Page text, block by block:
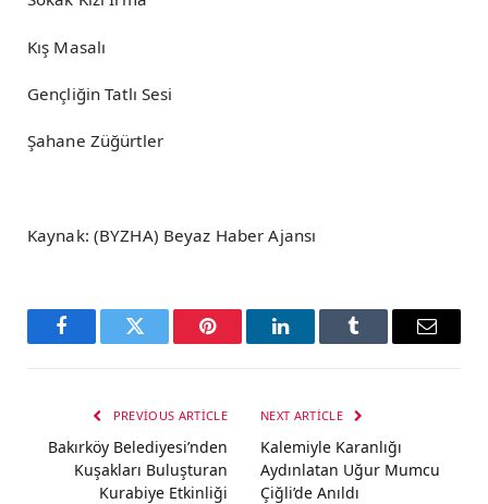
Kış Masalı
Gençliğin Tatlı Sesi
Şahane Züğürtler
Kaynak: (BYZHA) Beyaz Haber Ajansı
FacebookTwitter Pinterest LinkedInTumblr Email
PREVIOUS ARTICLE
Bakırköy Belediyesi’nden
Kuşakları Buluşturan
Kurabiye Etkinliği
NEXT ARTICLE
Kalemiyle Karanlığı
Aydınlatan Uğur Mumcu
Çiğli’de Anıldı